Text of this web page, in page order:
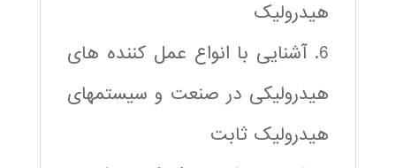
هیدرولیک
6. آشنایی با انواع عمل کننده های
هیدرولیکی در صنعت و سیستمهای
هیدرولیک ثابت